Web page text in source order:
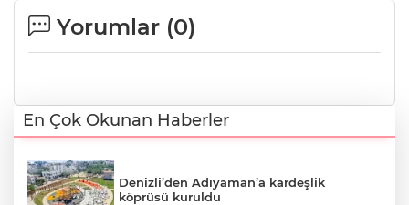
Yorumlar (0)
En Çok Okunan Haberler
Denizli’den Adıyaman’a kardeşlik
köprüsü kuruldu